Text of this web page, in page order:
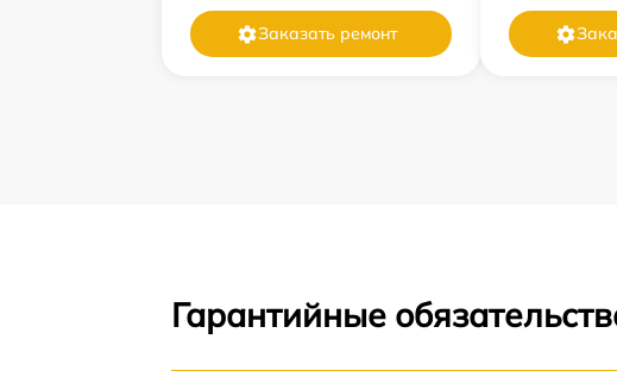
Заказать ремонт
Гарантийные